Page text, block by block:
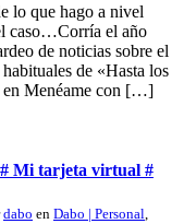
lo que hago a nivel
caso…Corría el año
de noticias sobre el
de «Hasta los
en Menéame con […]
# Mi tarjeta virtual #
dabo en Dabo | Personal,